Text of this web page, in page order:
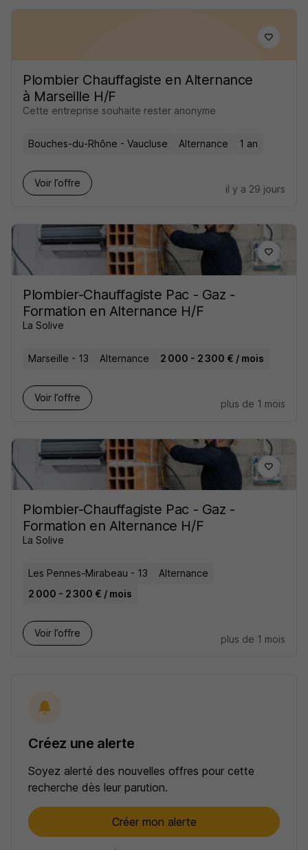
Plombier Chauffagiste en Alternance
à Marseille H/F
Cette entreprise souhaite rester anonyme
Bouches-du-Rhône - Vaucluse Alternance 1 an
Voir l’offre
il y a 29 jours
Plombier-Chauffagiste Pac - Gaz -
Formation en Alternance H/F
La Solive
Marseille - 13 Alternance 2 000 - 2 300 € / mois
Voir l’offre
plus de 1 mois
Plombier-Chauffagiste Pac - Gaz -
Formation en Alternance H/F
La Solive
Les Pennes-Mirabeau - 13
Alternance
2 000 - 2 300 € / mois
Voir l’offre
plus de 1 mois
Créez une alerte
Soyez alerté des nouvelles offres pour cette
recherche dès leur parution.
Créer mon alerte